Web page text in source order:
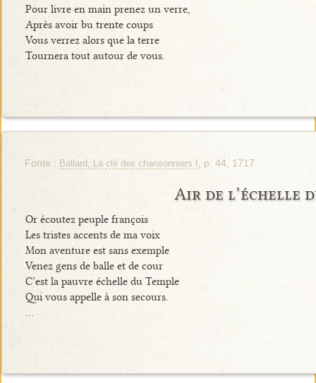
Pour livre en main prenez un verre,
Après avoir bu trente coups
Vous verrez alors que la terre
Tournera tout autour de vous.
Fonte : Ballard, La clé des chansonniers I , p. 44, 1717
Air de l’échelle
Or écoutez peuple françois
Les tristes accents de ma voix
Mon aventure est sans exemple
Venez gens de balle et de cour
C’est la pauvre échelle du Temple
Qui vous appelle à son secours.
…